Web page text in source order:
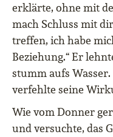
erklärte, ohne mit
mach Schluss mit
treffen, ich habe
Beziehung.“ Er
stumm aufs
verfehlte seine
Wie vom Donner
und versuchte, das